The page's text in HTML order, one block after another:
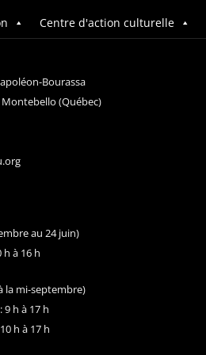
Centre d'action culturelle
Bourassa
(Québec)
au 24 juin)
h à 16 h
la mi-septembre)
h à 17 h
h à 17 h